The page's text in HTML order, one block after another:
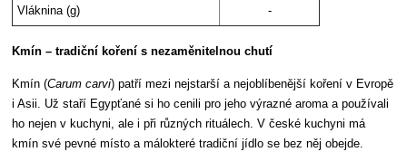
Vláknina (g) -
Kmín – tradiční koření s nezaměnitelnou chutí
Kmín (Carum carvi) patří mezi nejstarší a nejoblíbenější koření v Evropě
i Asii. Už staří Egypťané si ho cenili pro jeho výrazné aroma a používali
ho nejen v kuchyni, ale i při různých rituálech. V české kuchyni má
kmín své pevné místo a málokteré tradiční jídlo se bez něj obejde.